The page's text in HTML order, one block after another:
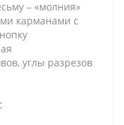
– «молния»
карманами с
углы разрезов